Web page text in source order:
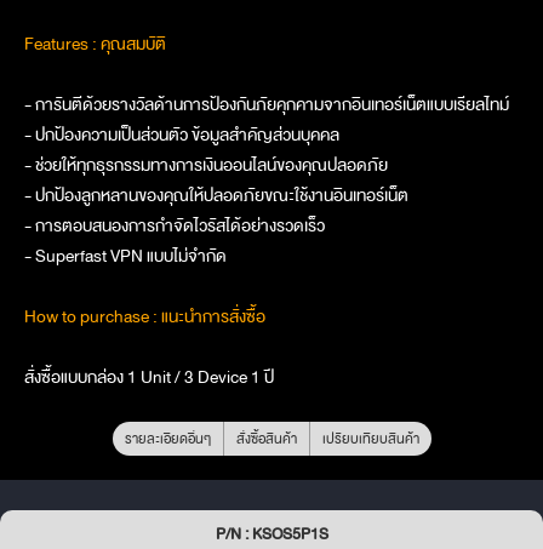
Features : คุณสมบัติ
- การันตีด้วยรางวัลด้านการป้องกันภัยคุกคามจากอินเทอร์เน็ตแบบเรียลไทม์
- ปกป้องความเป็นส่วนตัว ข้อมูลสำคัญส่วนบุคคล
- ช่วยให้ทุกธุรกรรมทางการเงินออนไลน์ของคุณปลอดภัย
- ปกป้องลูกหลานของคุณให้ปลอดภัยขณะใช้งานอินเทอร์เน็ต
- การตอบสนองการกำจัดไวรัสได้อย่างรวดเร็ว
- Superfast VPN แบบไม่จำกัด
How to purchase : แนะนำการสั่งซื้อ
สั่งซื้อแบบกล่อง 1 Unit / 3 Device 1 ปี
รายละเอียดอื่นๆ สั่งซื้อสินค้า เปรียบเทียบสินค้า
P/N : KSOS5P1S